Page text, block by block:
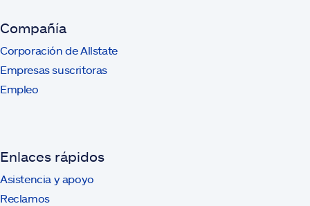
Compañía
Corporación de Allstate
Empresas suscritoras
Empleo
Enlaces rápidos
Asistencia y apoyo
Reclamos